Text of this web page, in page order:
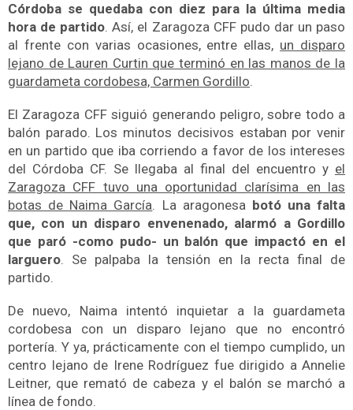
Córdoba se quedaba con diez para la última media
hora de partido. Así, el Zaragoza CFF pudo dar un paso
al frente con varias ocasiones, entre ellas, un disparo
lejano de Lauren Curtin que terminó en las manos de la
guardameta cordobesa, Carmen Gordillo.
El Zaragoza CFF siguió generando peligro, sobre todo a
balón parado. Los minutos decisivos estaban por venir
en un partido que iba corriendo a favor de los intereses
del Córdoba CF. Se llegaba al final del encuentro y el
Zaragoza CFF tuvo una oportunidad clarísima en las
botas de Naima García. La aragonesa botó una falta
que, con un disparo envenenado, alarmó a Gordillo
que paró -como pudo- un balón que impactó en el
larguero. Se palpaba la tensión en la recta final de
partido.
De nuevo, Naima intentó inquietar a la guardameta
cordobesa con un disparo lejano que no encontró
portería. Y ya, prácticamente con el tiempo cumplido, un
centro lejano de Irene Rodríguez fue dirigido a Annelie
Leitner, que remató de cabeza y el balón se marchó a
línea de fondo.